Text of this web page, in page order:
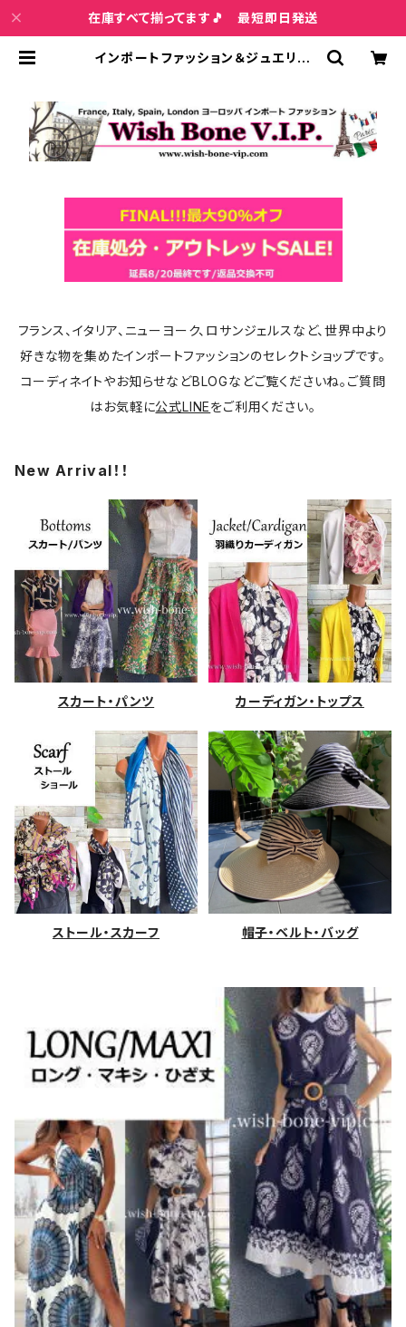
在庫すべて揃ってます🎵 最短即日発送
インポートファッション＆ジュエリー
フランス、イタリア、ニューヨーク、ロサンジェルスなど、世界中より
好きな物を集めたインポートファッションのセレクトショップです。
コーディネイトやお知らせなどBLOGなどご覧くださいね。ご質問
はお気軽に公式LINEをご利用ください。
New Arrival！！
スカート・パンツ カーディガン・トップス
ストール・スカーフ 帽子・ベルト・バッグ